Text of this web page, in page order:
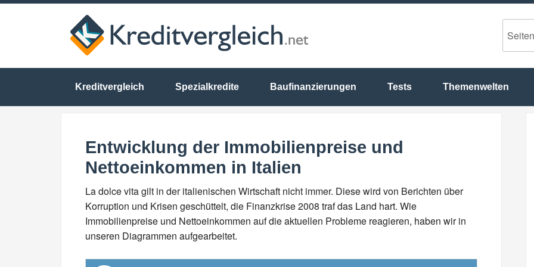
Kreditvergleich Spezialkredite Baufinanzierungen Tests Themenwelten
Entwicklung der Immobilienpreise und
Nettoeinkommen in Italien
La dolce vita gilt in der italienischen Wirtschaft nicht immer. Diese wird von Berichten über
Korruption und Krisen geschüttelt, die Finanzkrise 2008 traf das Land hart. Wie
Immobilienpreise und Nettoeinkommen auf die aktuellen Probleme reagieren, haben wir in
unseren Diagrammen aufgearbeitet.